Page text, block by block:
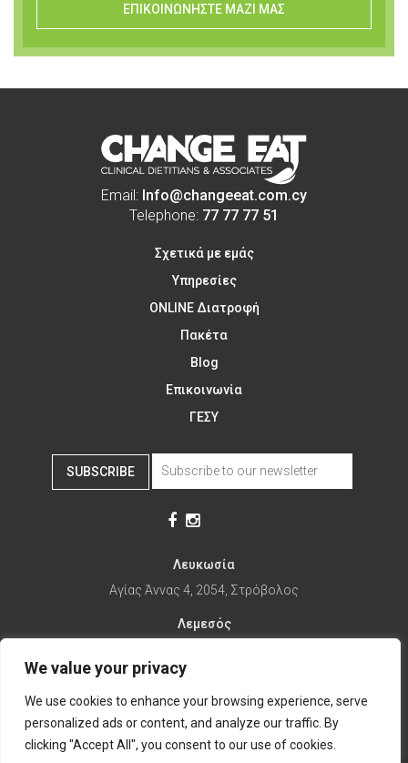
We value your privacy
We use cookies to enhance your browsing experience, serve
personalized ads or content, and analyze our traffic. By
clicking "Accept All", you consent to our use of cookies.
ΕΠΙΚΟΙΝΩΝΗΣΤΕ ΜΑΖΙ ΜΑΣ
Email: Info@changeeat.com.cy
Telephone: 77 77 77 51
Σχετικά με εμάς
Υπηρεσίες
ONLINE Διατροφή
Πακέτα
Blog
Επικοινωνία
ΓΕΣΥ
SUBSCRIBE
Λευκωσία
Αγίας Άννας 4, 2054, Στρόβολος
Λεμεσός
1ης Απριλίου 67, 5281
it's time to Change Eat